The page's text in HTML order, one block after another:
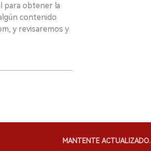
para obtener la
contenido
y revisaremos y
MANTENTE ACTUALIZADO.